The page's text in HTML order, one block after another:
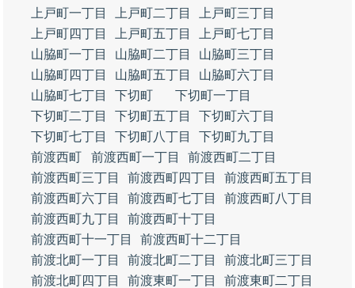
上戸町一丁目 上戸町二丁目
上戸町三丁目
上戸町四丁目
上戸町五丁目
上戸町七丁目
山脇町一丁目
山脇町二丁目
山脇町三丁目
山脇町四丁目
山脇町五丁目
山脇町六丁目
山脇町七丁目
下切町
下切町一丁目
下切町二丁目
下切町五丁目
下切町六丁目
下切町七丁目
下切町八丁目
下切町九丁目
前渡西町
前渡西町一丁目
前渡西町二丁目
前渡西町三丁目
前渡西町四丁目
前渡西町五丁目
前渡西町六丁目
前渡西町七丁目
前渡西町八丁目
前渡西町九丁目
前渡西町十丁目
前渡西町十一丁目
前渡西町十二丁目
前渡北町一丁目
前渡北町二丁目
前渡北町三丁目
前渡北町四丁目
前渡東町一丁目
前渡東町二丁目